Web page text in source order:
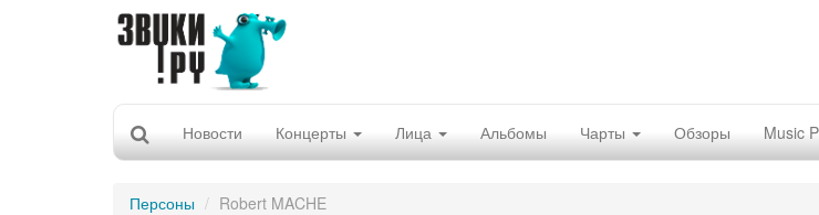
Новости Концерты Лица Альбомы Чарты Обзоры Music
Персоны Robert MACHE